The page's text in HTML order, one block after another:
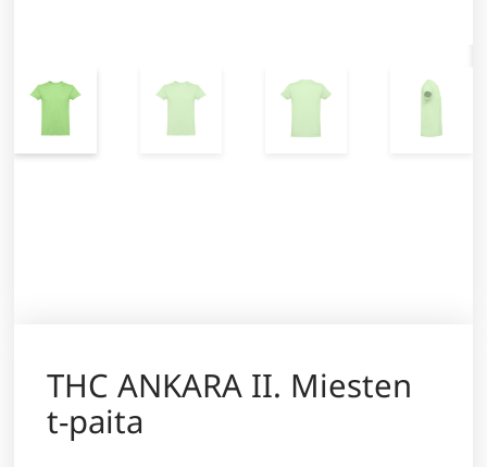
THC ANKARA II. Miesten
t-paita